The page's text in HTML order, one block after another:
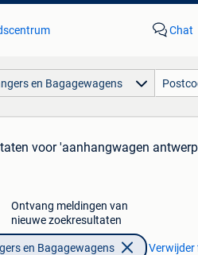
Chat
en Bagagewagens
voor 'aanhangwagen
Ontvang meldingen van
nieuwe zoekresultaten
en Bagagewagens Verwijder